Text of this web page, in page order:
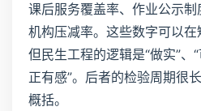
课后服务覆盖率、作业公示制
机构压减率。这些数字可以在
但民生工程的逻辑是“做实”、
正有感”。后者的检验周期很
概括。